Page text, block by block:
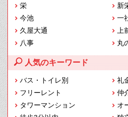
栄
新
今池
一
久屋大通
上
八事
丸
人気のキーワード
バス・トイレ別
礼
フリーレント
仲
タワーマンション
オ